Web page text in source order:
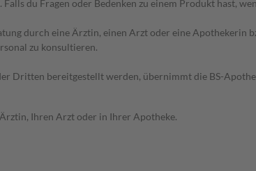
du Fragen oder Bedenken zu einem Produkt hast,
durch eine Ärztin, einen Arzt oder eine Apothekerin
zu konsultieren.
Dritten bereitgestellt werden, übernimmt die BS-
Ihren Arzt oder in Ihrer Apotheke.